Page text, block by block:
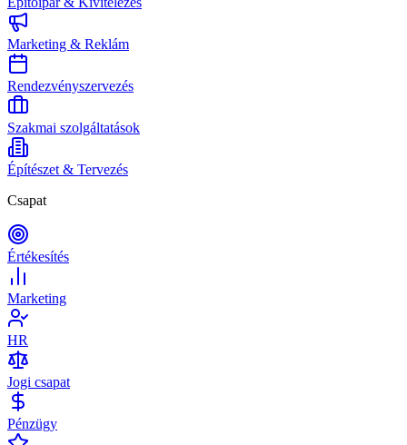
Marketing & Reklám
Rendezvényszervezés
Szakmai szolgáltatások
Építészet & Tervezés
Csapat
Értékesítés
Marketing
HR
Jogi csapat
Pénzügy